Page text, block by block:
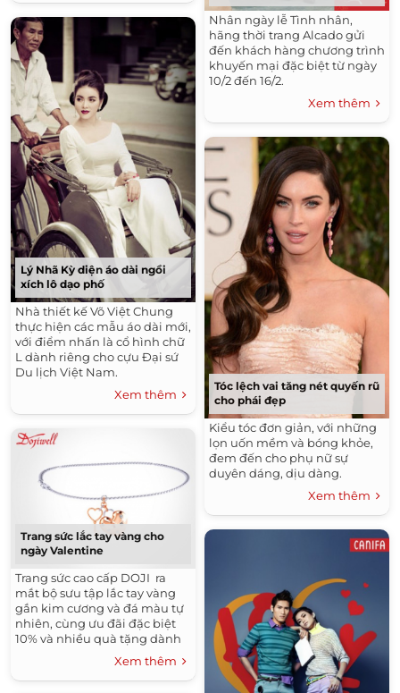
Lý Nhã Kỳ diện áo dài ngồi
xích lô dạo phố
Nhà thiết kế Võ Việt Chung
thực hiện các mẫu áo dài mới,
với điểm nhấn là cổ hình chữ
L dành riêng cho cựu Đại sứ
Du lịch Việt Nam.
Xem thêm
Trang sức lắc tay vàng cho
ngày Valentine
Trang sức cao cấp DOJI ra
mắt bộ sưu tập lắc tay vàng
gắn kim cương và đá màu tự
nhiên, cùng ưu đãi đặc biệt
10% và nhiều quà tặng dành
cho mùa Valentine năm nay.
Chương trình được áp dụng
từ ngày 10/2 đến 14/2.
Xem thêm
Nhân ngày lễ Tình nhân,
hãng thời trang Alcado gửi
đến khách hàng chương trình
khuyến mại đặc biệt từ ngày
10/2 đến 16/2.
Xem thêm
Tóc lệch vai tăng nét quyến rũ
cho phái đẹp
Kiểu tóc đơn giản, với những
lọn uốn mềm và bóng khỏe,
đem đến cho phụ nữ sự
duyên dáng, dịu dàng.
Xem thêm